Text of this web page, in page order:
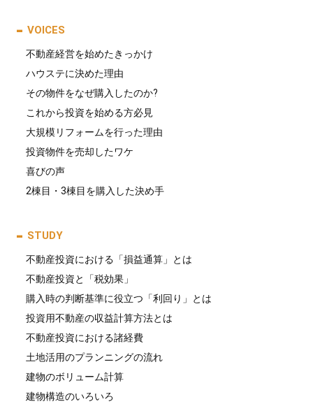
VOICES
不動産経営を始めたきっかけ
ハウステに決めた理由
その物件をなぜ購入したのか?
これから投資を始める方必見
大規模リフォームを行った理由
投資物件を売却したワケ
喜びの声
2棟目・3棟目を購入した決め手
STUDY
不動産投資における「損益通算」とは
不動産投資と「税効果」
購入時の判断基準に役立つ「利回り」とは
投資用不動産の収益計算方法とは
不動産投資における諸経費
土地活用のプランニングの流れ
建物のボリューム計算
建物構造のいろいろ